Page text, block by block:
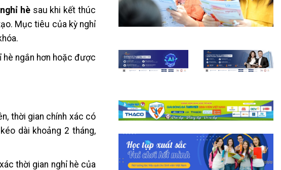
hèsau khi kết thúc
Mục tiêu của kỳ nghỉ
ngắn hơn hoặc được
thời gian chính xác có
dài khoảng 2 tháng,
thời gian nghỉ hè của